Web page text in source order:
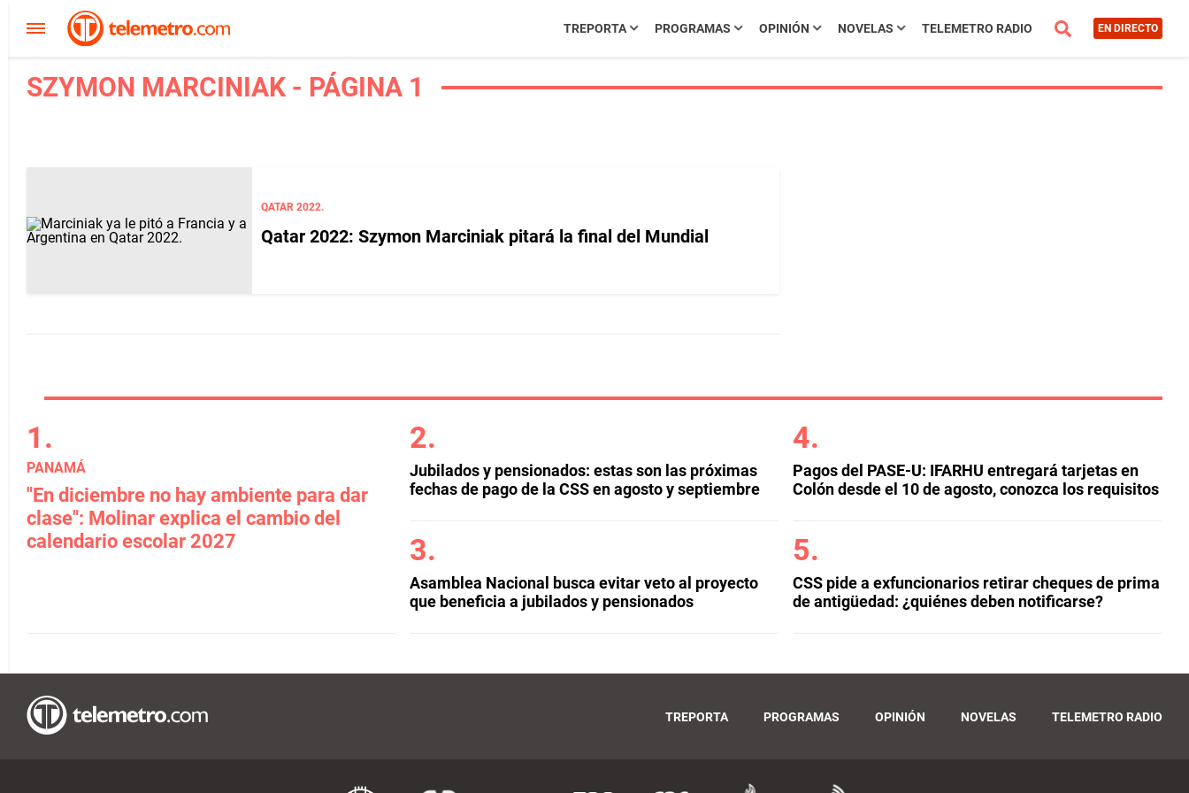
TREPORTA PROGRAMAS OPINIÓN NOVELAS TELEMETRO RADIO EN DIRECTO
SZYMON MARCINIAK - PÁGINA 1
QATAR 2022.
Qatar 2022: Szymon Marciniak pitará la final del Mundial
PANAMÁ
"En diciembre no hay ambiente para dar
clase": Molinar explica el cambio del
calendario escolar 2027
Jubilados y pensionados: estas son las próximas
fechas de pago de la CSS en agosto y septiembre
Asamblea Nacional busca evitar veto al proyecto
que beneficia a jubilados y pensionados
Pagos del PASE-U: IFARHU entregará tarjetas en
Colón desde el 10 de agosto, conozca los requisitos
CSS pide a exfuncionarios retirar cheques de prima
de antigüedad: ¿quiénes deben notificarse?
TREPORTA PROGRAMAS OPINIÓN NOVELAS TELEMETRO RADIO